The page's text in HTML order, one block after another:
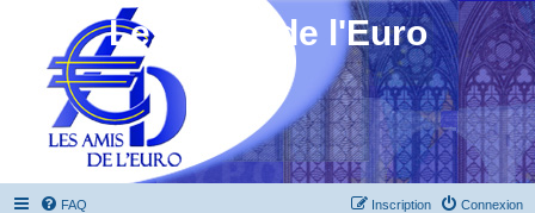
Les Amis de l'Euro
FAQ Connexion
Inscription